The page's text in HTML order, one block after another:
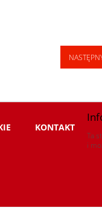
KONTAKT
Ta
i